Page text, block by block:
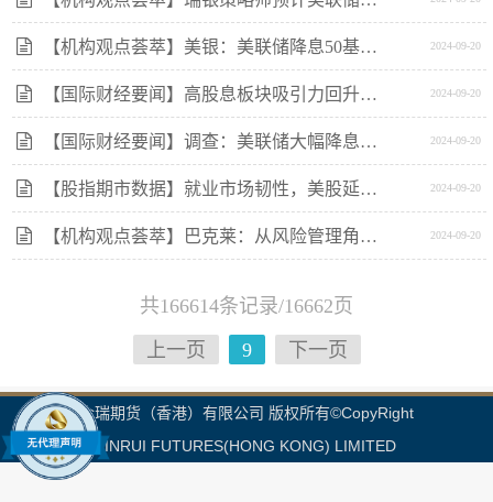
【机构观点荟萃】美银：美联储降息50基点利好投资级信贷 2024-09-20
【国际财经要闻】高股息板块吸引力回升，标普红利ETF（562060）收盘涨1.17% 2024-09-20
【国际财经要闻】调查：美联储大幅降息为软着陆奠定基础美股年内料温和攀升 2024-09-20
​【股指期市数据】就业市场韧性，美股延续上行 2024-09-20
​【机构观点荟萃】巴克莱：从风险管理角度而言美联储应提前结束缩表 2024-09-20
共166614条记录/16662页
上一页
9 下一页
金瑞期货（香港）有限公司 版权所有©CopyRight
JINRUI FUTURES(HONG KONG) LIMITED